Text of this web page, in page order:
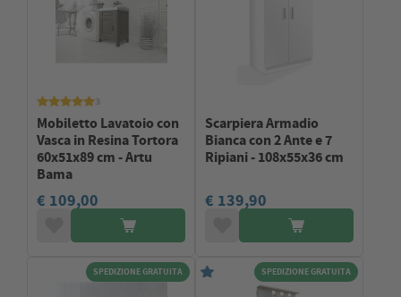
Mobiletto Lavatoio con
Vasca in Resina Tortora
60x51x89 cm - Artu
Bama
€ 109,00
Scarpiera Armadio
Bianca con 2 Ante e 7
Ripiani - 108x55x36 cm
€ 139,90
SPEDIZIONE GRATUITA SPEDIZIONE GRATUITA